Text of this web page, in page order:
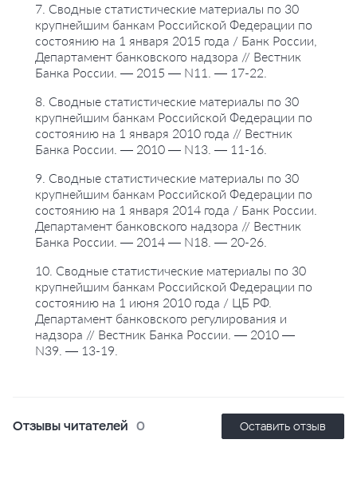
7. Сводные статистические материалы по 30
крупнейшим банкам Российской Федерации по
состоянию на 1 января 2015 года / Банк России,
Департамент банковского надзора // Вестник
Банка России. — 2015 — N11. — 17-22.
8. Сводные статистические материалы по 30
крупнейшим банкам Российской Федерации по
состоянию на 1 января 2010 года // Вестник
Банка России. — 2010 — N13. — 11-16.
9. Сводные статистические материалы по 30
крупнейшим банкам Российской Федерации по
состоянию на 1 января 2014 года / Банк России.
Департамент банковского надзора // Вестник
Банка России. — 2014 — N18. — 20-26.
10. Сводные статистические материалы по 30
крупнейшим банкам Российской Федерации по
состоянию на 1 июня 2010 года / ЦБ РФ.
Департамент банковского регулирования и
надзора // Вестник Банка России. — 2010 —
N39. — 13-19.
Отзывы читателей 0 Оставить отзыв